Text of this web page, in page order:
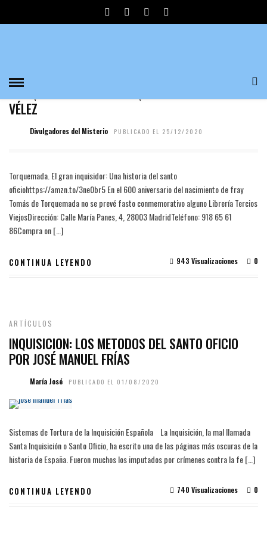
TORQUEMADA
TORQUEMADA EL GRAN INQUISIDOR POR IVÁN
VÉLEZ
Divulgadores del Misterio PUBLICADO EL 25/12/2020
Torquemada. El gran inquisidor: Una historia del santo
oficiohttps://amzn.to/3ne0br5 En el 600 aniversario del nacimiento de fray
Tomás de Torquemada no se prevé fasto conmemorativo alguno Librería Tercios
ViejosDirección: Calle María Panes, 4, 28003 MadridTeléfono: 918 65 61
86Compra on […]
CONTINUA LEYENDO 0
943 Visualizaciones
ARTÍCULOS
INQUISICION: LOS METODOS DEL SANTO OFICIO
POR JOSÉ MANUEL FRÍAS
María José PUBLICADO EL 01/08/2020
Sistemas de Tortura de la Inquisición Española La Inquisición, la mal llamada
Santa Inquisición o Santo Oficio, ha escrito una de las páginas más oscuras de la
historia de España. Fueron muchos los imputados por crímenes contra la fe […]
CONTINUA LEYENDO 0
740 Visualizaciones